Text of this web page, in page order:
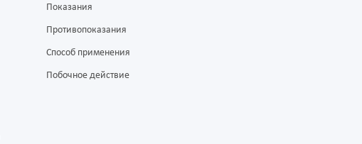
Показания
Противопоказания
Способ применения
Побочное действие